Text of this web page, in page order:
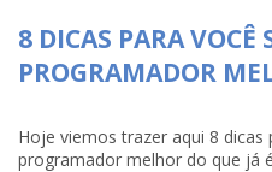
8 DICAS PARA VOCÊ
PROGRAMADOR
Hoje viemos trazer aqui 8
programador melhor do que já